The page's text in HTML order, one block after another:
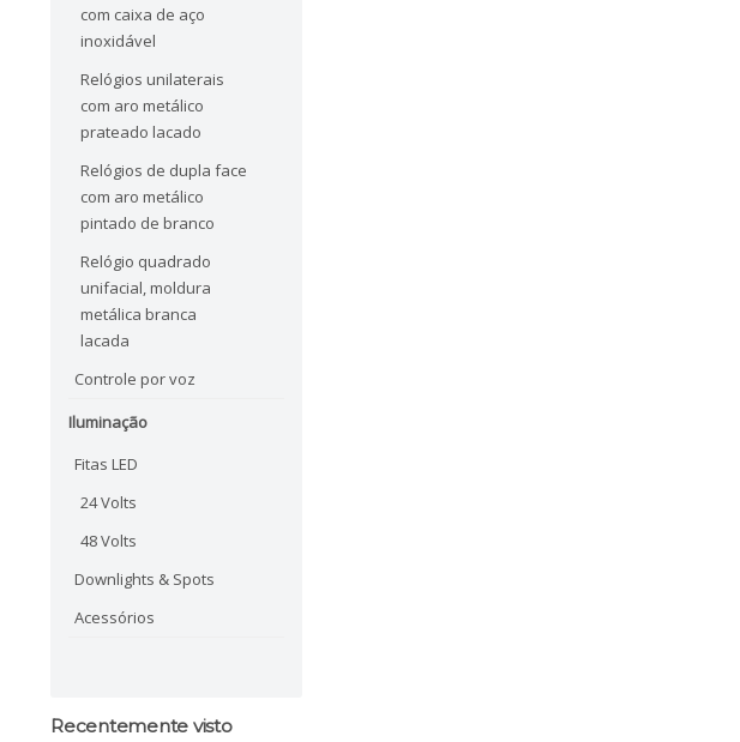
com caixa de aço
inoxidável
Relógios unilaterais
com aro metálico
prateado lacado
Relógios de dupla face
com aro metálico
pintado de branco
Relógio quadrado
unifacial, moldura
metálica branca
lacada
Controle por voz
Iluminação
Fitas LED
24 Volts
48 Volts
Downlights & Spots
Acessórios
Recentemente visto